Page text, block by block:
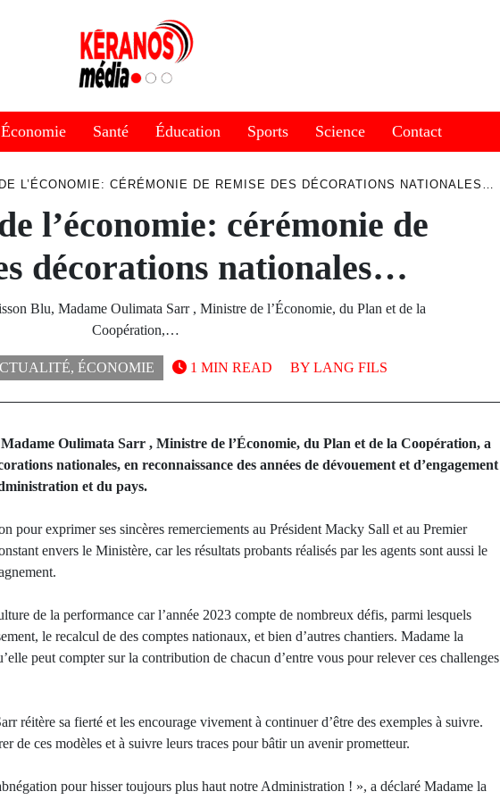
Économie Santé Éducation Sports Science Contact
L’ÉCONOMIE: CÉRÉMONIE DE REMISE DES DÉCORATIONS NATIONALES…
l’économie: cérémonie de
décorations nationales…
Blu, Madame Oulimata Sarr , Ministre de l’Économie, du Plan et de la
Coopération,…
, ÉCONOMIE BY LANG FILS
1 MIN READ
Oulimata Sarr , Ministre de l’Économie, du Plan et de la Coopération, a
nationales, en reconnaissance des années de dévouement et d’engagement
et du pays.
pour exprimer ses sincères remerciements au Président Macky Sall et au Premier
envers le Ministère, car les résultats probants réalisés par les agents sont aussi le
de la performance car l’année 2023 compte de nombreux défis, parmi lesquels
le recalcul de des comptes nationaux, et bien d’autres chantiers. Madame la
peut compter sur la contribution de chacun d’entre vous pour relever ces challenges
réitère sa fierté et les encourage vivement à continuer d’être des exemples à suivre.
de ces modèles et à suivre leurs traces pour bâtir un avenir prometteur.
pour hisser toujours plus haut notre Administration ! », a déclaré Madame la